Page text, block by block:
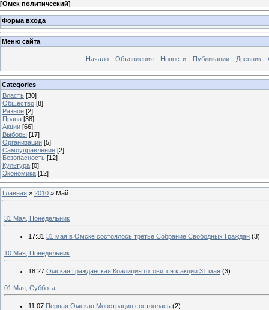
[Омск политический]
Форма входа
Меню сайта
Начало Объявления Новости Публикации Дневник
Categories
Власть [30]
Общество [8]
Разное [2]
Права [38]
Акции [66]
Выборы [17]
Организации [5]
Самоуправление [2]
Безопасность [12]
Культура [0]
Экономика [12]
Главная » 2010 » Май
31 Мая, Понедельник
17:31 31 мая в Омске состоялось третье Собрание Свободных Граждан (3)
10 Мая, Понедельник
18:27 Омская Гражданская Коалиция готовится к акции 31 мая (3)
01 Мая, Суббота
11:07 Первая Омская Монстрация состоялась (2)